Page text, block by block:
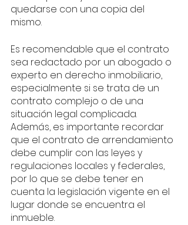
quedarse con una copia del
mismo.
Es recomendable que el contrato
sea redactado por un abogado o
experto en derecho inmobiliario,
especialmente si se trata de un
contrato complejo o de una
situación legal complicada.
Además, es importante recordar
que el contrato de arrendamiento
debe cumplir con las leyes y
regulaciones locales y federales,
por lo que se debe tener en
cuenta la legislación vigente en el
lugar donde se encuentra el
inmueble.